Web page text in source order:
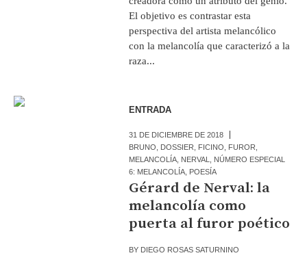
El objetivo es contrastar esta
perspectiva del artista melancólico
con la melancolía que caracterizó a la
raza...
ENTRADA
31 DE DICIEMBRE DE 2018
BRUNO
DOSSIER FICINO FUROR
MELANCOLÍA NERVAL
NÚMERO ESPECIAL
6: MELANCOLÍA POESÍA
Gérard de Nerval: la
melancolía como
puerta al furor poético
BY DIEGO ROSAS SATURNINO